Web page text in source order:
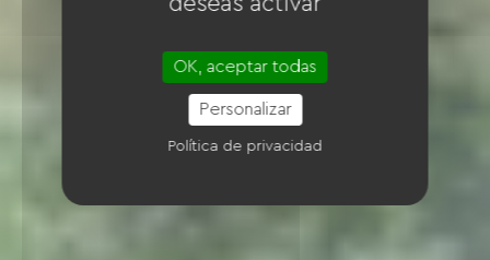
OK, aceptar todas
Personalizar
Política de privacidad